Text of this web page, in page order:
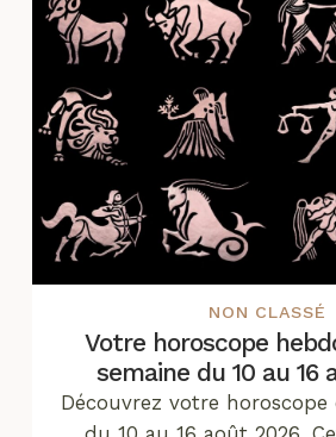
NON CLASSÉ
Votre horoscope
semaine du 10 au 16
Découvrez votre horoscope